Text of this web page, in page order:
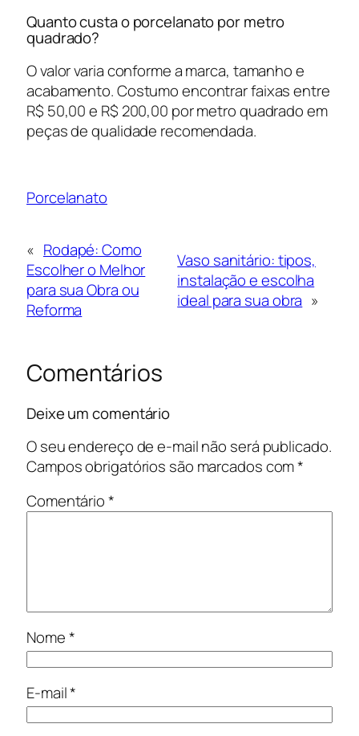
Quanto custa o porcelanato por metro
quadrado?
O valor varia conforme a marca, tamanho e
acabamento. Costumo encontrar faixas entre
R$ 50,00 e R$ 200,00 por metro quadrado em
peças de qualidade recomendada.
Porcelanato
« Rodapé: Como
Escolher o Melhor
para sua Obra ou
Reforma
Vaso sanitário: tipos,
instalação e escolha
ideal para sua obra »
Comentários
Deixe um comentário
O seu endereço de e-mail não será publicado.
Campos obrigatórios são marcados com*
Comentário*
Nome*
E-mail*